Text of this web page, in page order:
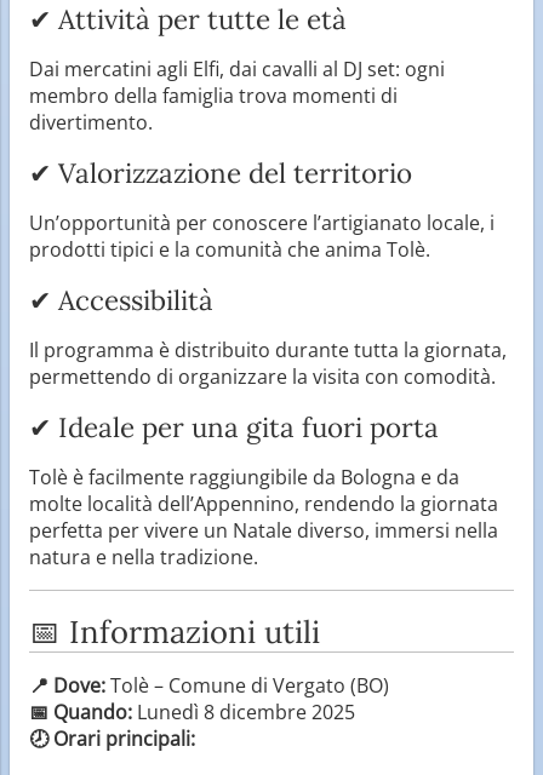
✔ Attività per tutte le età
Dai mercatini agli Elfi, dai cavalli al DJ set: ogni
membro della famiglia trova momenti di
divertimento.
✔ Valorizzazione del territorio
Un’opportunità per conoscere l’artigianato locale, i
prodotti tipici e la comunità che anima Tolè.
✔ Accessibilità
Il programma è distribuito durante tutta la giornata,
permettendo di organizzare la visita con comodità.
✔ Ideale per una gita fuori porta
Tolè è facilmente raggiungibile da Bologna e da
molte località dell’Appennino, rendendo la giornata
perfetta per vivere un Natale diverso, immersi nella
natura e nella tradizione.
📅 Informazioni utili
📍 Dove:Tolè – Comune di Vergato (BO)
📅 Quando: Lunedì 8 dicembre 2025
🕗 Orari principali: